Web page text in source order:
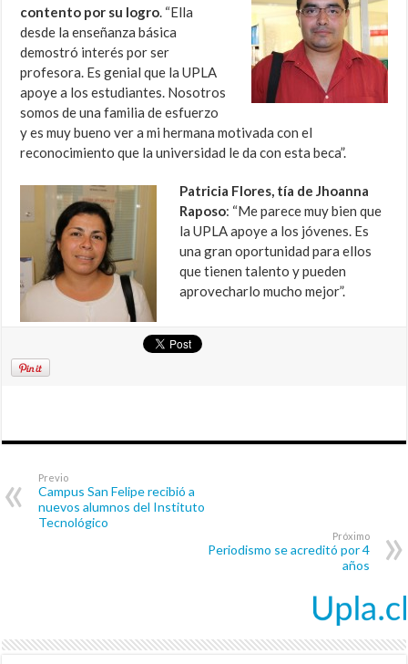
contento por su logro. “Ella
desde la enseñanza básica
demostró interés por ser
profesora. Es genial que la UPLA
apoye a los estudiantes. Nosotros
somos de una familia de esfuerzo
y es muy bueno ver a mi hermana motivada con el
reconocimiento que la universidad le da con esta beca”.
Patricia Flores, tía de Jhoanna
Raposo: “Me parece muy bien que
la UPLA apoye a los jóvenes. Es
una gran oportunidad para ellos
que tienen talento y pueden
aprovecharlo mucho mejor”.
Previo
Campus San Felipe recibió a
nuevos alumnos del Instituto
Tecnológico
Próximo
Periodismo se acreditó por 4
años